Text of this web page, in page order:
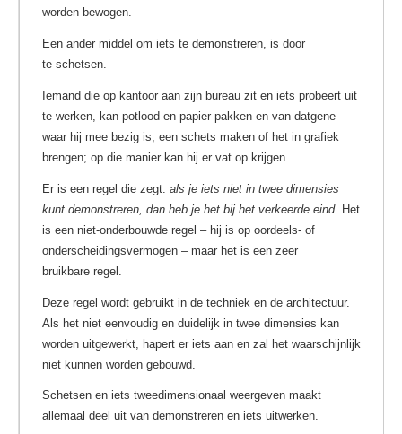
worden bewogen.
Een ander middel om iets te demonstreren, is door
te schetsen.
Iemand die op kantoor aan zijn bureau zit en iets probeert uit
te werken, kan potlood en papier pakken en van datgene
waar hij mee bezig is, een schets maken of het in grafiek
brengen; op die manier kan hij er vat op krijgen.
Er is een regel die zegt: als je iets niet in twee dimensies
kunt demonstreren, dan heb je het bij het verkeerde eind. Het
is een niet-onderbouwde regel – hij is op oordeels- of
onderscheidingsvermogen – maar het is een zeer
bruikbare regel.
Deze regel wordt gebruikt in de techniek en de architectuur.
Als het niet eenvoudig en duidelijk in twee dimensies kan
worden uitgewerkt, hapert er iets aan en zal het waarschijnlijk
niet kunnen worden gebouwd.
Schetsen en iets tweedimensionaal weergeven maakt
allemaal deel uit van demonstreren en iets uitwerken.